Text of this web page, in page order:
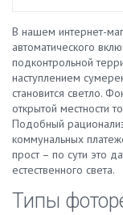
В нашем интернет-
автоматического
подконтрольной
наступлением
становится светло.
открытой местности
Подобный
коммунальных
прост – по сути это
естественного света.
Типы